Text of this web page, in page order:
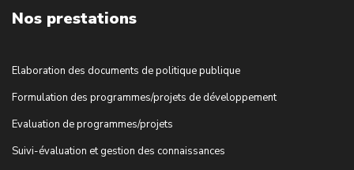
Nos prestations
Elaboration des documents de politique publique
Formulation des programmes/projets de développement
Evaluation de programmes/projets
Suivi-évaluation et gestion des connaissances